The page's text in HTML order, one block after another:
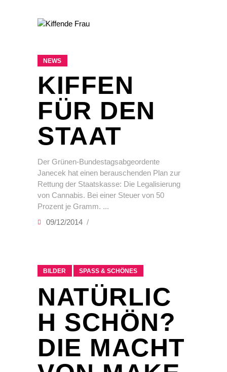
NEWS
KIFFEN
FÜR DEN
STAAT
Der Grünen-Bundestagsabgeordente
Janecek hat einen berauschenden Plan zur
Rettung der Staatskasse: Die Legalisierung
von Cannabis. Bei einer Steuer von 50
Prozent je Gramm.
09/12/2014
BILDER SPASS & SCHÖNES
NATÜRLIC
H SCHÖN?
DIE MACHT